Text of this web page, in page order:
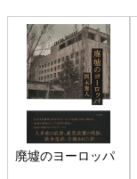
廃墟のヨーロッパ